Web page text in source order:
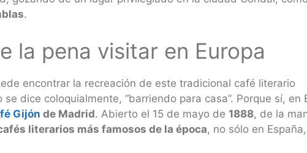
.
la pena visitar en Europa
encontrar la recreación de este tradicional café literario
dice coloquialmente, “barriendo para casa”. Porque sí,
Gijón de Madrid. Abierto el 15 de mayo de 1888, de la
literarios más famosos de la época, no sólo en